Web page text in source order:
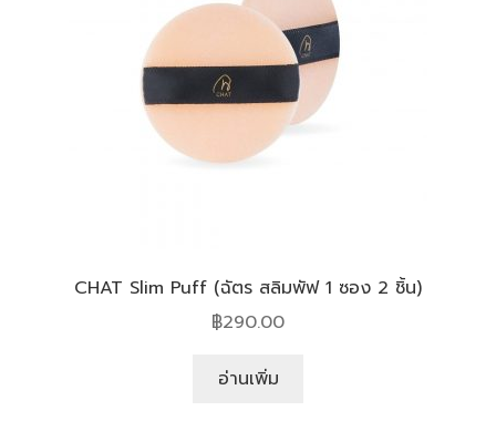
CHAT Slim Puff (ฉัตร สลิมพัฟ 1 ซอง 2 ชิ้น)
฿290.00
อ่านเพิ่ม